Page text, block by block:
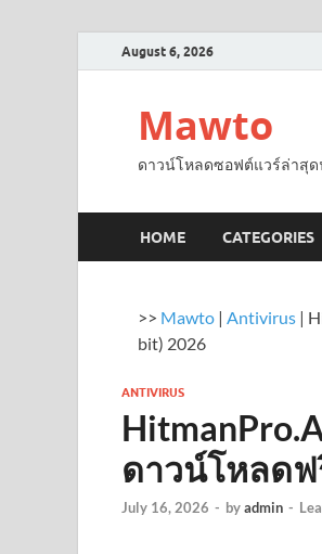
August 6, 2026
Mawto
ดาวน์โหลดซอฟต์แวร์ล่าสุด
HOME CATEGORIES
>> Mawto | Antivirus |
bit) 2026
ANTIVIRUS
ดาวน์โหลด
July 16, 2026 - byadmin -